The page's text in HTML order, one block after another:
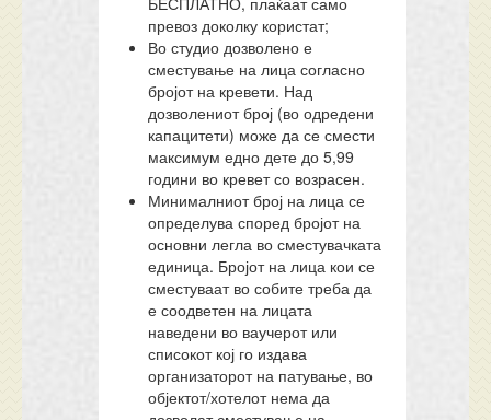
превоз доколку користат;
Во студио дозволено е
сместување на лица согласно
бројот на кревети. Над
дозволениот број (во одредени
капацитети) може да се смести
максимум едно дете до 5,99
години во кревет со возрасен.
Минималниот број на лица се
определува според бројот на
основни легла во сместувачката
единица. Бројот на лица кои се
сместуваат во собите треба да
е соодветен на лицата
наведени во ваучерот или
списокот кој го издава
организаторот на патување, во
објектот/хотелот нема да